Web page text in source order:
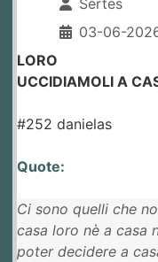
Sertes
03-06-
LORO
UCCIDIAMOLI A
#252 danielas
Quote:
Ci sono quelli che
casa loro nè a casa
poter decidere a